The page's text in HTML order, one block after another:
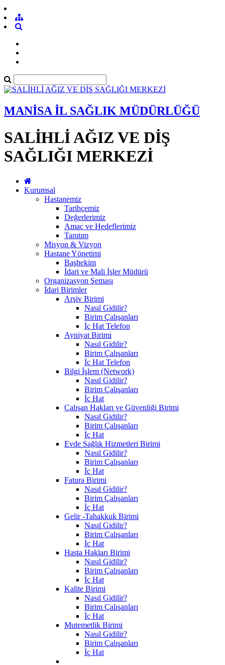
MANİSA İL SAĞLIK MÜDÜRLÜĞÜ
SALİHLİ AĞIZ VE DİŞ
SAĞLIĞI MERKEZİ
Kurumsal
Hastanemiz
Tarihçemiz
Değerlerimiz
Amaç ve Hedeflerimiz
Tanıtım
Misyon & Vizyon
Hastane Yönetimi
Başhekim
İdari ve Mali İşler Müdürü
Organizasyon Şeması
İdari Birimler
Arşiv Birimi
Nasıl Gidilir?
Birim Çalışanları
İç Hat Telefon
Ayniyat Birimi
Nasıl Gidilir?
Birim Çalışanları
İç Hat Telefon
Bilgi İşlem (Network)
Nasıl Gidilir?
Birim Çalışanları
İç Hat
Çalışan Hakları ve Güvenliği Birimi
Nasıl Gidilir?
Birim Çalışanları
İç Hat
Evde Sağlık Hizmetleri Birimi
Nasıl Gidilir?
Birim Çalışanları
İç Hat
Fatura Birimi
Nasıl Gidilir?
Birim Çalışanları
İç Hat
Gelir -Tahakkuk Birimi
Nasıl Gidilir?
Birim Çalışanları
İç Hat
Hasta Hakları Birimi
Nasıl Gidilir?
Birim Çalışanları
İç Hat
Kalite Birimi
Nasıl Gidilir?
Birim Çalışanları
İç Hat
Mutemetlik Birimi
Nasıl Gidilir?
Birim Çalışanları
İç Hat